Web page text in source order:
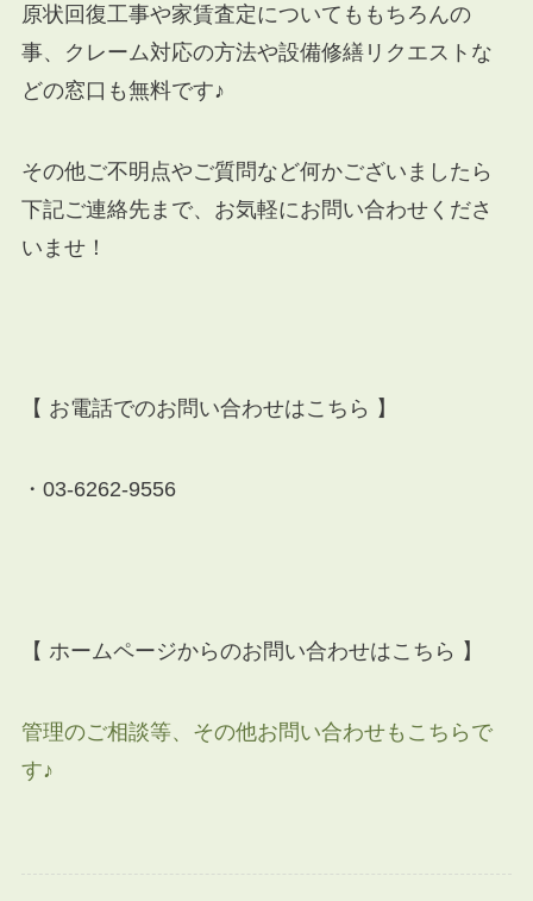
原状回復工事や家賃査定についてももちろんの
事、クレーム対応の方法や設備修繕リクエストな
どの窓口も無料です♪
その他ご不明点やご質問など何かございましたら
下記ご連絡先まで、お気軽にお問い合わせくださ
いませ！
【 お電話でのお問い合わせはこちら 】
・ 03-6262-9556
【 ホームページからのお問い合わせはこちら 】
管理のご相談等、その他お問い合わせもこちらで
す♪